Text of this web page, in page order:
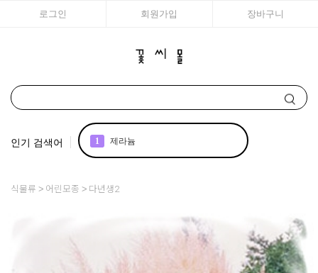
로그인 회원가입 장바구니
인기 검색어 1 제라늄
식물류 어린모종 다년생2